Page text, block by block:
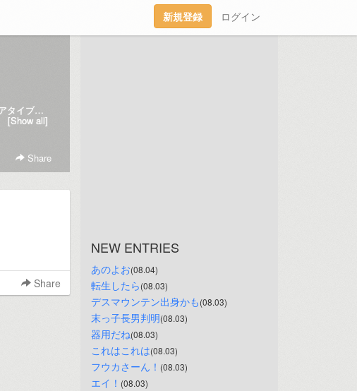
新規登録 ログイン
ダラダラゲームプレイがメイン（3DSとかSwitchとかソシャゲとかとか）｡時々https://masakali.blog98.fc2.com/のリアタイブログになります｡
[Show all]
Share
Share
NEW ENTRIES
あのよお(08.04)
転生したら(08.03)
デスマウンテン出身かも(08.03)
末っ子長男判明(08.03)
器用だね(08.03)
これはこれは(08.03)
フウカさーん！ (08.03)
エイ！ (08.03)